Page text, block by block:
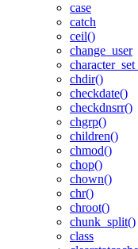
case
catch
ceil()
change_user
chdir()
checkdate()
checkdnsrr()
chgrp()
children()
chmod()
chop()
chown()
chr()
chroot()
chunk_split()
class